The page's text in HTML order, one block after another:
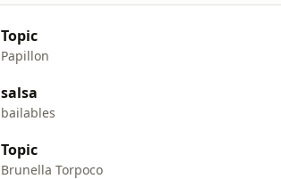
Topic
Papillon
salsa
bailables
Topic
Brunella Torpoco